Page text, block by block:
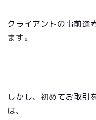
クライアントの事前選
ます。
しかし、初めてお取引
は、